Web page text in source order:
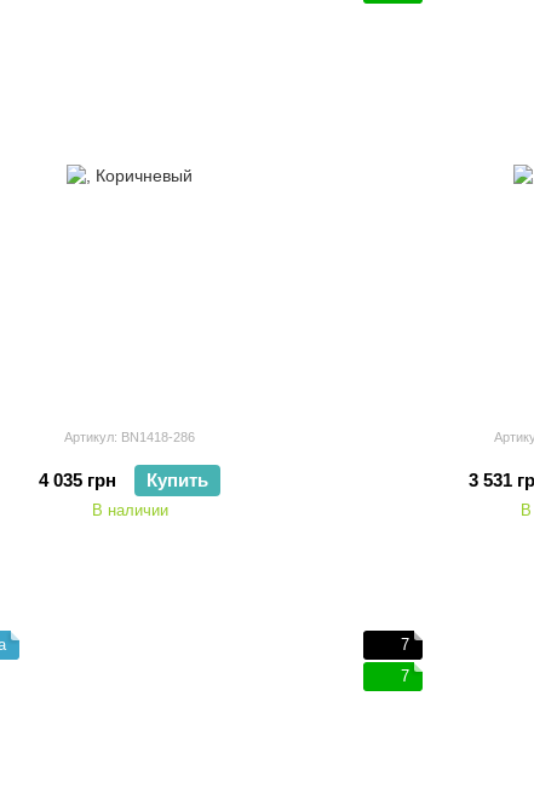
Артикул: BN1418-286
4 035 грн Купить
В наличии
3 531
7
7